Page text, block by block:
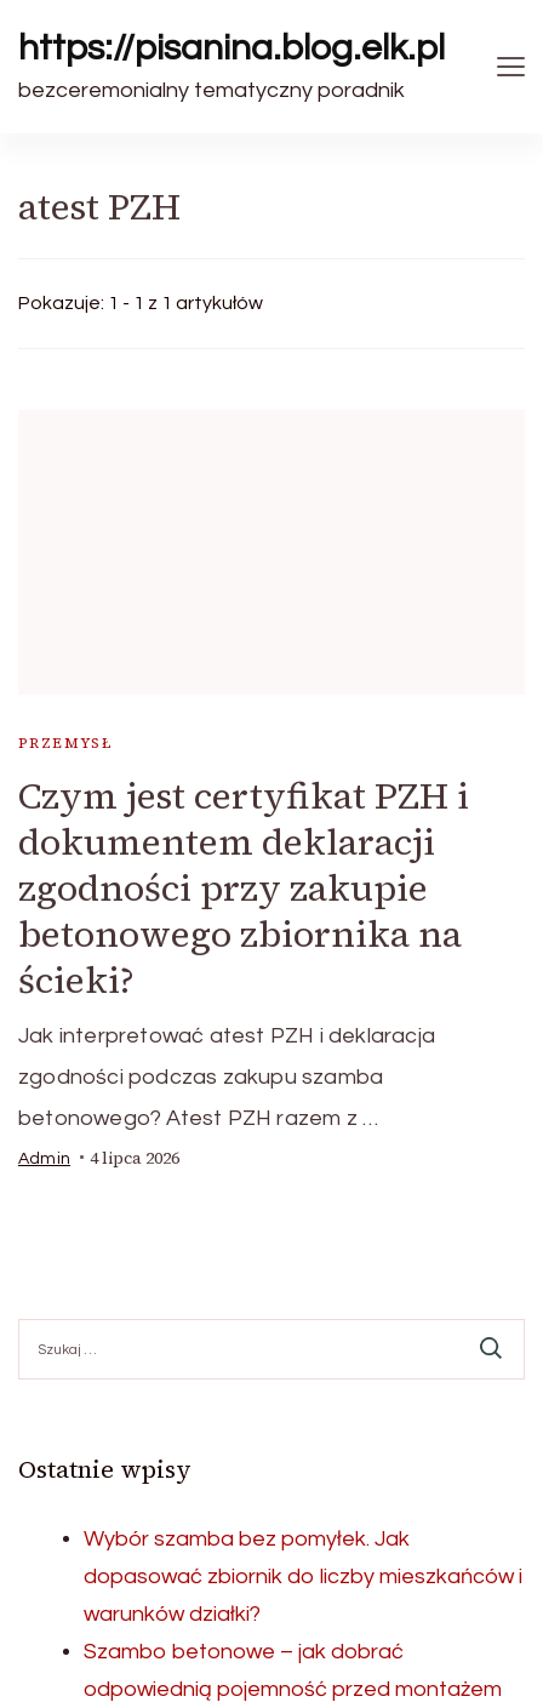
https://pisanina.blog.elk.pl
bezceremonialny tematyczny poradnik
atest PZH
Pokazuje: 1 - 1 z 1 artykułów
PRZEMYSŁ
Czym jest certyfikat PZH i
dokumentem deklaracji
zgodności przy zakupie
betonowego zbiornika na
ścieki?
Jak interpretować atest PZH i deklaracja
zgodności podczas zakupu szamba
betonowego? Atest PZH razem z …
Admin 4 lipca 2026
Ostatnie wpisy
Wybór szamba bez pomyłek. Jak
dopasować zbiornik do liczby mieszkańców i
warunków działki?
Szambo betonowe – jak dobrać
odpowiednią pojemność przed montażem